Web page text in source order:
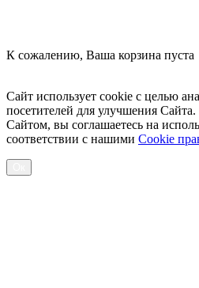
К сожалению, Ваша корзина пуста
Сайт использует cookie с целью
посетителей для улучшения
Сайтом, вы соглашаетесь на
соответствии с нашими Cookiе